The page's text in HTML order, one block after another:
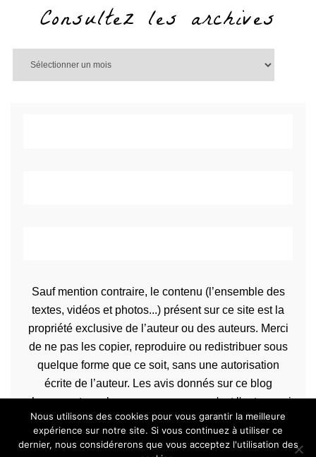
Consultez les archives
Sauf mention contraire, le contenu (l’ensemble des
textes, vidéos et photos...) présent sur ce site est la
propriété exclusive de l’auteur ou des auteurs. Merci
de ne pas les copier, reproduire ou redistribuer sous
quelque forme que ce soit, sans une autorisation
écrite de l’auteur. Les avis donnés sur ce blog
n’engagent que la propre personne qu'est l'auteur qui
les rédige.
Nous utilisons des cookies pour vous garantir la meilleure
expérience sur notre site. Si vous continuez à utiliser ce
dernier, nous considérerons que vous acceptez l'utilisation des